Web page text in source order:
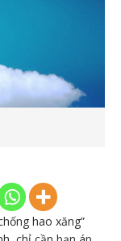
hao xăng”